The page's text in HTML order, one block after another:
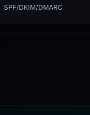
SPF/DKIM/DMARC